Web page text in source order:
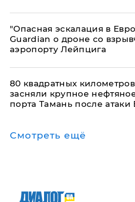
"Опасная эскалация в
Guardian о дроне со
аэропорту Лейпцига
80 квадратных
засняли крупное
порта Тамань после атаки
Смотреть ещё